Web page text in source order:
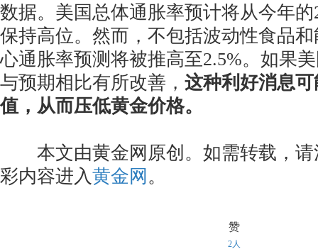
数据。美国总体通胀率预计将从今年的
保持高位。然而，不包括波动性食品
心通胀率预测将被推高至2.5%。如果
与预期相比有所改善， 这种利好消息
值，从而压低黄金价格。
本文由黄金网原创。如需转载，请
彩内容进入黄金网 。
赞
2人